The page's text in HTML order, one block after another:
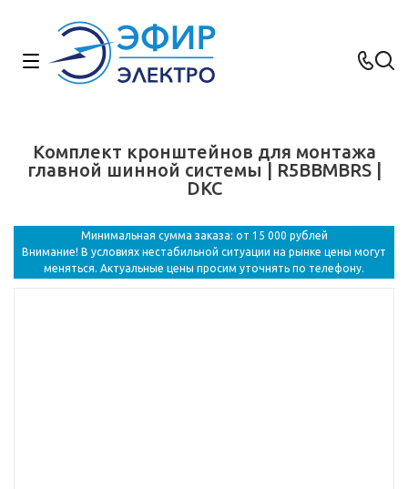
Комплект кронштейнов для монтажа
главной шинной системы | R5BBMBRS |
DKC
Минимальная сумма заказа: от 15 000 рублей
Внимание! В условиях нестабильной ситуации на рынке цены могут
меняться. Актуальные цены просим уточнять по телефону.